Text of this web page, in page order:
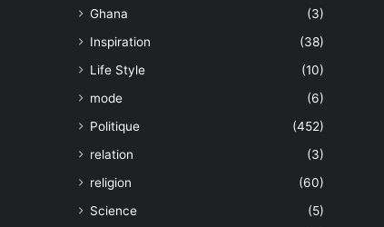
Ghana
(3)
Inspiration
(38)
Life Style
(10)
mode
(6)
Politique
(452)
relation
(3)
religion
(60)
Science
(5)